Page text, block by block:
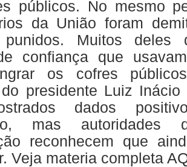
públicos. No mesmo
da União foram
Muitos deles
confiança que
os cofres
presidente Luiz
dados
mas
reconhecem que
Veja materia completa